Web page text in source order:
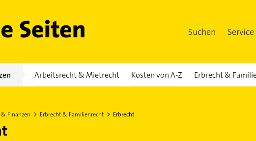
Suchen Service
Arbeitsrecht & Mietrecht Kosten von A-Z Erbrecht &
& Finanzen Erbrecht & Familienrecht Erbrecht